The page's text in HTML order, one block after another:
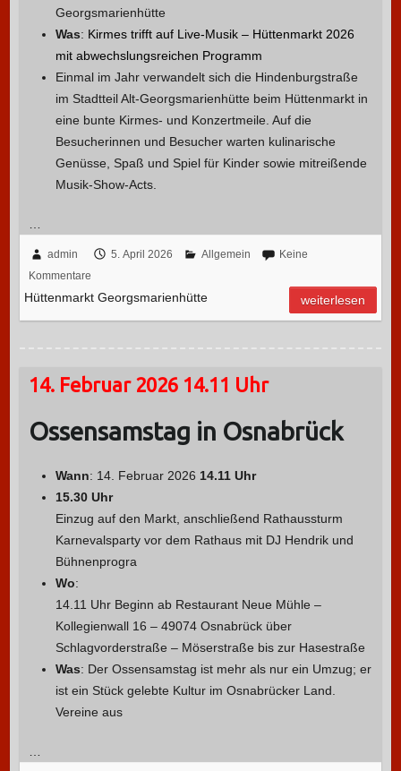
Georgsmarienhütte
Was: Kirmes trifft auf Live-Musik – Hüttenmarkt 2026
mit abwechslungsreichen Programm
Einmal im Jahr verwandelt sich die Hindenburgstraße
im Stadtteil Alt-Georgsmarienhütte beim Hüttenmarkt in
eine bunte Kirmes- und Konzertmeile. Auf die
Besucherinnen und Besucher warten kulinarische
Genüsse, Spaß und Spiel für Kinder sowie mitreißende
Musik-Show-Acts.
admin 5. April 2026 Allgemein
Keine
Kommentare
Hüttenmarkt Georgsmarienhütte weiterlesen
14. Februar 2026 14.11 Uhr
Ossensamstag in Osnabrück
Wann: 14. Februar 2026 14.11 Uhr
15.30 Uhr
Einzug auf den Markt, anschließend Rathaussturm
Karnevalsparty vor dem Rathaus mit DJ Hendrik und
Bühnenprogra
Wo:
14.11 Uhr Beginn ab Restaurant Neue Mühle –
Kollegienwall 16 – 49074 Osnabrück über
Schlagvorderstraße – Möserstraße bis zur Hasestraße
Was: Der Ossensamstag ist mehr als nur ein Umzug; er
ist ein Stück gelebte Kultur im Osnabrücker Land.
Vereine aus